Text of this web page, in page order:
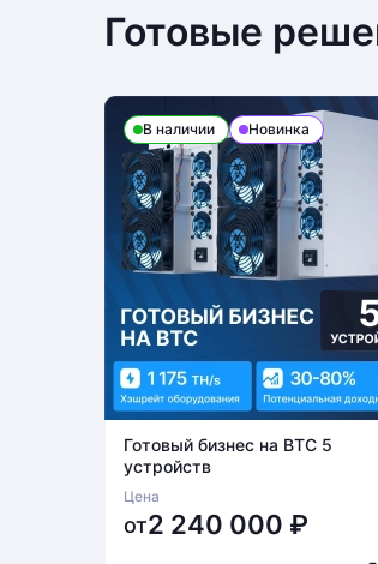
Готовые
В наличии Новинка
Готовый бизнес на BTC 5
устройств
Цена
от2 240 000 ₽